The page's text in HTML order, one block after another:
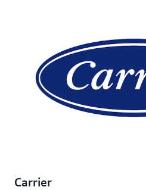
Carrier